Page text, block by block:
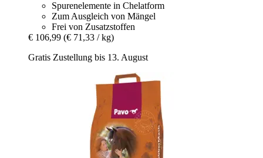
Spurenelemente in Chelatform
Zum Ausgleich von Mängel
Frei von Zusatzstoffen
€ 106,99 (€ 71,33 / kg)
Gratis Zustellung bis 13. August